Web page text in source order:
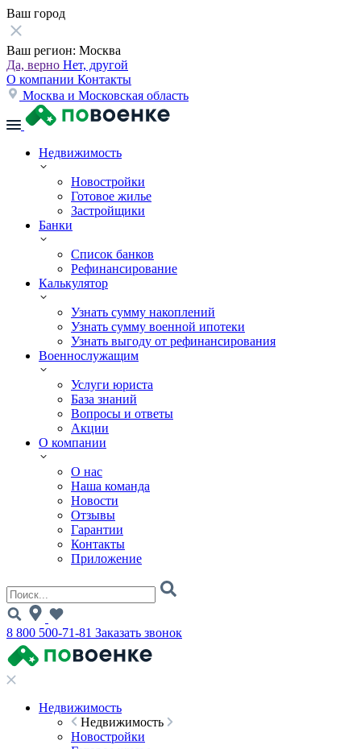
Ваш город
Ваш регион: Москва
Да, верно Нет, другой
О компании Контакты
Москва и Московская область
Недвижимость
Новостройки
Готовое жилье
Застройщики
Банки
Список банков
Рефинансирование
Калькулятор
Узнать сумму накоплений
Узнать сумму военной ипотеки
Узнать выгоду от рефинансирования
Военнослужащим
Услуги юриста
База знаний
Вопросы и ответы
Акции
О компании
О нас
Наша команда
Новости
Отзывы
Гарантии
Контакты
Приложение
8 800 500-71-81 Заказать звонок
Недвижимость
Недвижимость
Новостройки